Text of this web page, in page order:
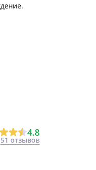
4.8
51 отзывов